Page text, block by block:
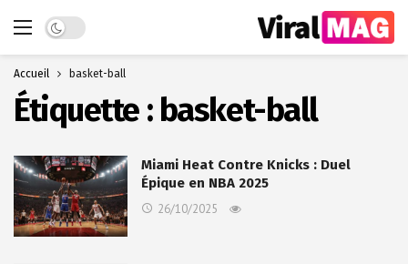
Dark mode
Accueil basket-ball
Étiquette : basket-ball
Miami Heat Contre Knicks : Duel
Épique en NBA 2025
26/10/2025